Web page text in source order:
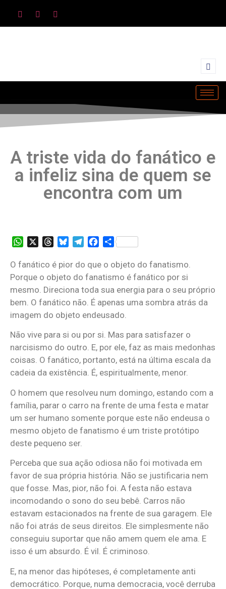
A triste vida do fanático e
a infeliz sina de quem se
encontra com um
WhatsAppThreadsBlueskyTelegramFacebook
Share
O fanático é pior do que o objeto do fanatismo.
Porque o objeto do fanatismo é fanático por si
mesmo. Direciona toda sua energia para o seu próprio
bem. O fanático não. É apenas uma sombra atrás da
imagem do objeto endeusado.
Não vive para si ou por si. Mas para satisfazer o
narcisismo do outro. E, por ele, faz as mais medonhas
coisas. O fanático, portanto, está na última escala da
cadeia da existência. É, espiritualmente, menor.
O homem que resolveu num domingo, estando com a
família, parar o carro na frente de uma festa e matar
um ser humano somente porque este não endeusa o
mesmo objeto de fanatismo é um triste protótipo
deste pequeno ser.
Perceba que sua ação odiosa não foi motivada em
favor de sua própria história. Não se justificaria nem
que fosse. Mas, pior, não foi. A festa não estava
incomodando o sono do seu bebê. Carros não
estavam estacionados na frente de sua garagem. Ele
não foi atrás de seus direitos. Ele simplesmente não
conseguiu suportar que não amem quem ele ama. E
isso é um absurdo. É vil. É criminoso.
E, na menor das hipóteses, é completamente anti
democrático. Porque, numa democracia, você derruba